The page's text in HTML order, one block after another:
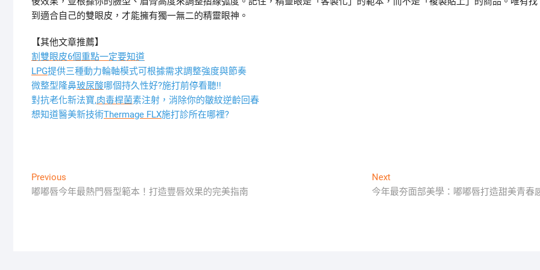
到適合自己的雙眼皮，才能擁有獨一無二的精靈眼神。
【其他文章推薦】
割雙眼皮6個重點一定要知道
LPG提供三種動力輪軸模式可根據需求調整強度與節奏
微整型隆鼻玻尿酸哪個持久性好?施打前停看聽!!
對抗老化新法寶,肉毒桿菌素注射，消除你的皺紋逆齡回春
想知道醫美新技術Thermage FLX施打診所在哪裡?
文
章
Previous
post:
嘟嘟唇今年最熱門唇型範本！打造豐唇效果的完美指南
NextNext
post:
今年最夯面部美學：嘟嘟唇打造甜美青春